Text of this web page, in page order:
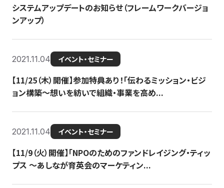
システムアップデートのお知らせ（フレームワークバージョ
ンアップ）
2021.11.04 イベント・セミナー
【11/25（木）開催】参加特典あり！「伝わるミッション・ビジ
ョン構築〜想いを紡いで組織・事業を高め...
2021.11.04 イベント・セミナー
【11/9（火）開催】「NPOのためのファンドレイジング・ティッ
プス 〜あしなが育英会のマーケティン...